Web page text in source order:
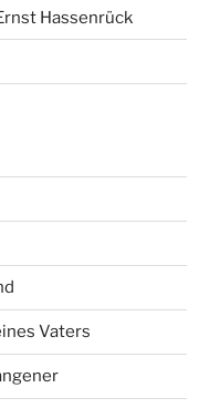
Hassenrück
Vaters